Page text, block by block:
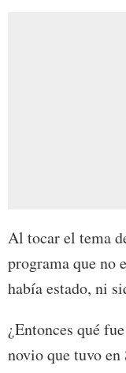
Al tocar el tema
programa que no
había estado, ni
¿Entonces qué
novio que tuvo